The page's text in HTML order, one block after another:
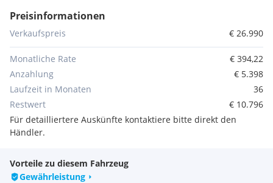
Preisinformationen
Verkaufspreis € 26.990
Monatliche Rate
€ 394,22
Anzahlung
€ 5.398
Laufzeit in Monaten
36
Restwert
€ 10.796
Für detailliertere Auskünfte kontaktiere bitte direkt den
Händler.
Vorteile zu diesem Fahrzeug
Gewährleistung